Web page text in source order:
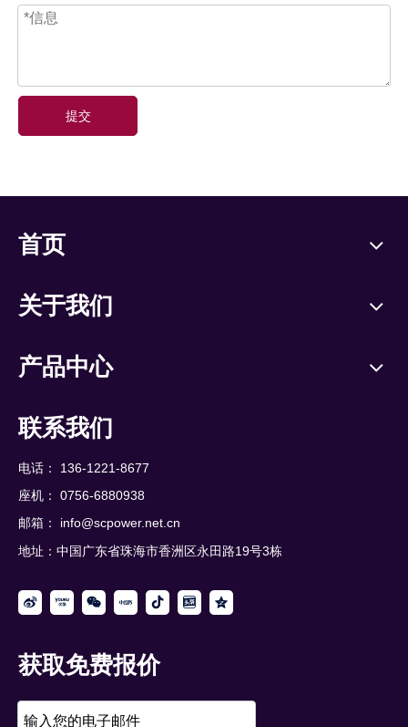
提交
首页
关于我们
产品中心
联系我们
电话： 136-1221-8677
座机： 0756-6880938
邮箱： info@scpower.net.cn
地址：中国广东省珠海市香洲区永田路19号3栋
获取免费报价